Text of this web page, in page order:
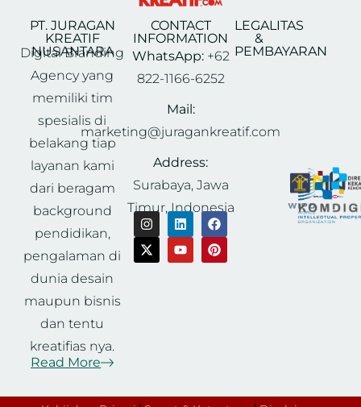
PT. JURAGAN
KREATIF
NUSANTARA
Digital Branding
Agency yang
memiliki tim
spesialis di
belakang tiap
layanan kami
dari beragam
background
pendidikan,
pengalaman di
dunia desain
maupun bisnis
dan tentu
kreatifias nya.
Read More
CONTACT
INFORMATION
WhatsApp:+62
822-1166-6252
Mail:
marketing@juragankreatif.com
Address:
Surabaya, Jawa
Timur, Indonesia
LEGALITAS
&
PEMBAYARAN